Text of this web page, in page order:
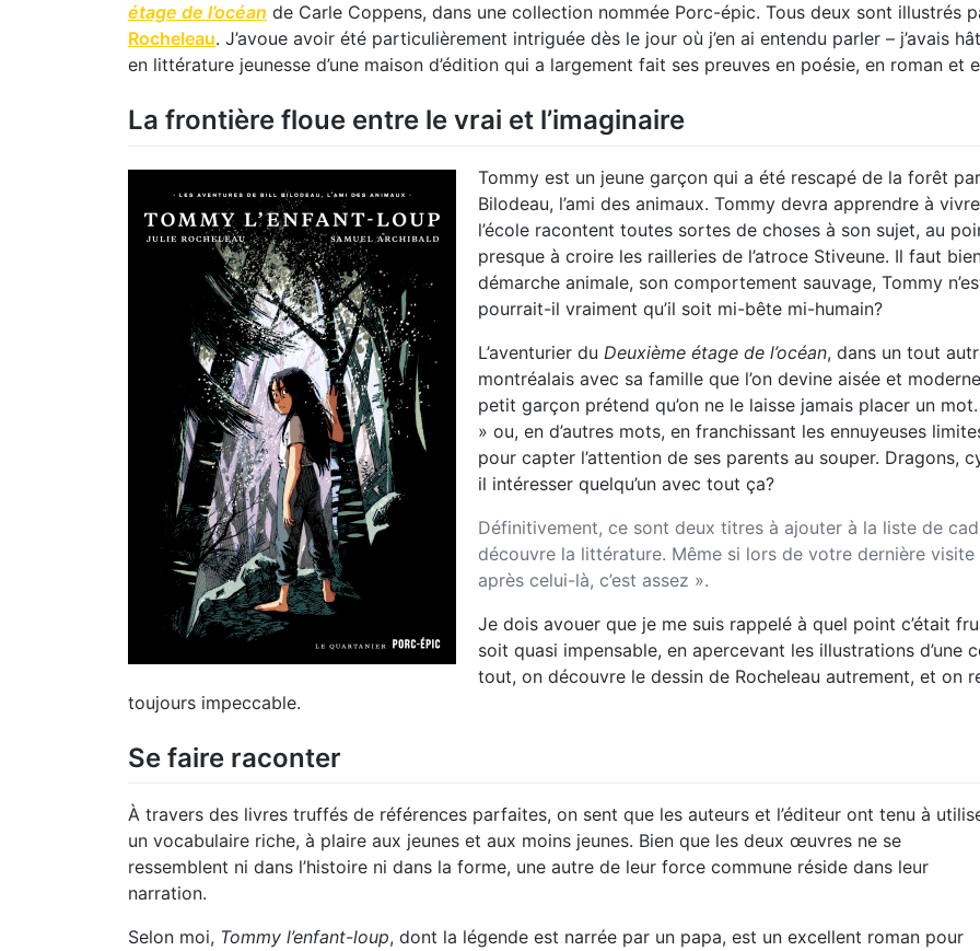
étage de l’océan de Carle Coppens, dans une collection nommée Porc-épic. Tous deux sont illustrés
Rocheleau. J’avoue avoir été particulièrement intriguée dès le jour où j’en ai entendu parler – j’avais
en littérature jeunesse d’une maison d’édition qui a largement fait ses preuves en poésie, en roman et
La frontière floue entre le vrai et l’imaginaire
Tommy est un jeune garçon qui a été rescapé de la forêt
Bilodeau, l’ami des animaux. Tommy devra apprendre à
l’école racontent toutes sortes de choses à son sujet, au
presque à croire les railleries de l’atroce Stiveune. Il faut
démarche animale, son comportement sauvage, Tommy
pourrait-il vraiment qu’il soit mi-bête mi-humain?
L’aventurier du Deuxième étage de l’océan, dans un tout
montréalais avec sa famille que l’on devine aisée et
petit garçon prétend qu’on ne le laisse jamais placer un
» ou, en d’autres mots, en franchissant les ennuyeuses
pour capter l’attention de ses parents au souper. Dragons,
il intéresser quelqu’un avec tout ça?
Définitivement, ce sont deux titres à ajouter à la liste de
découvre la littérature. Même si lors de votre dernière
après celui-là, c’est assez ».
Je dois avouer que je me suis rappelé à quel point c’était
soit quasi impensable, en apercevant les illustrations
tout, on découvre le dessin de Rocheleau autrement, et on
toujours impeccable.
Se faire raconter
À travers des livres truffés de références parfaites, on sent que les auteurs et l’éditeur ont tenu à
un vocabulaire riche, à plaire aux jeunes et aux moins jeunes. Bien que les deux œuvres ne se
ressemblent ni dans l’histoire ni dans la forme, une autre de leur force commune réside dans leur
narration.
Selon moi, Tommy l’enfant-loup, dont la légende est narrée par un papa, est un excellent roman pour